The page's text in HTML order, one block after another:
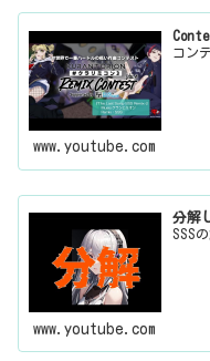
コン
www.youtube.com
分解
SSS
www.youtube.com